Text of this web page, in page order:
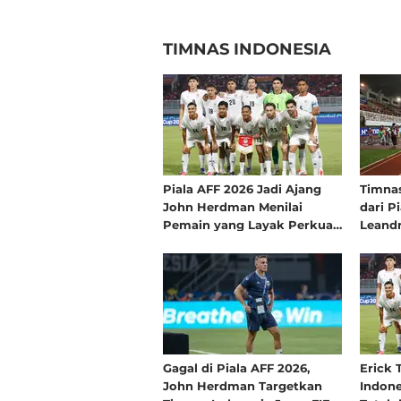
TIMNAS INDONESIA
Piala AFF 2026 Jadi Ajang
John Herdman Menilai
Pemain yang Layak Perkuat
ASEAN Cup 2026
dari
Gagal di Piala AFF 2026,
John Herdman Targetkan
Erick